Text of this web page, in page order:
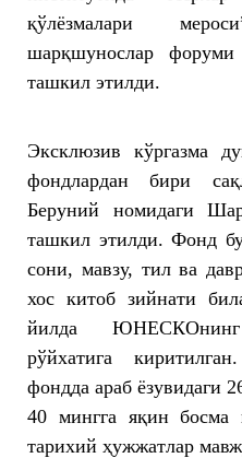
қўлёзмалари
шарқшунослар форуми
ташкил этилди.
Эксклюзив кўргазма
фондлардан бири
Беруний номидаги
ташкил этилди. Фонд
сони, мавзу, тил ва
хос китоб зийнати
йилда
рўйхатига
фондда араб ёзувидаги
40 мингга яқин босма
тарихий ҳужжатлар